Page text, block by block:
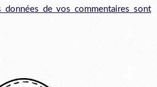
de vos commentaires sont